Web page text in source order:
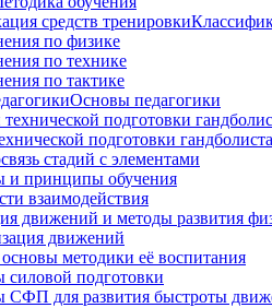
по физике
по технике
по тактике
Основы педагогики
подготовки
подготовки гандболиста
стадий с элементами
и принципы обучения
взаимодействия
движений
методики её воспитания
силовой подготовки
СФП для развития быстроты